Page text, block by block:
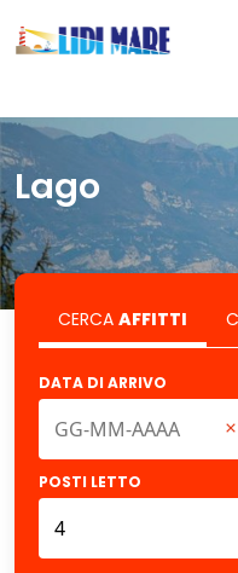
Lago
CERCA AFFITTI
DATA DI ARRIVO
POSTI LETTO